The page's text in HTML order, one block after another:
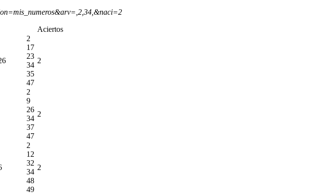
Aciertos
2
17
23
34
35
47
2
2
9
26
34
37
47
2
2
12
32
34
48
49
2